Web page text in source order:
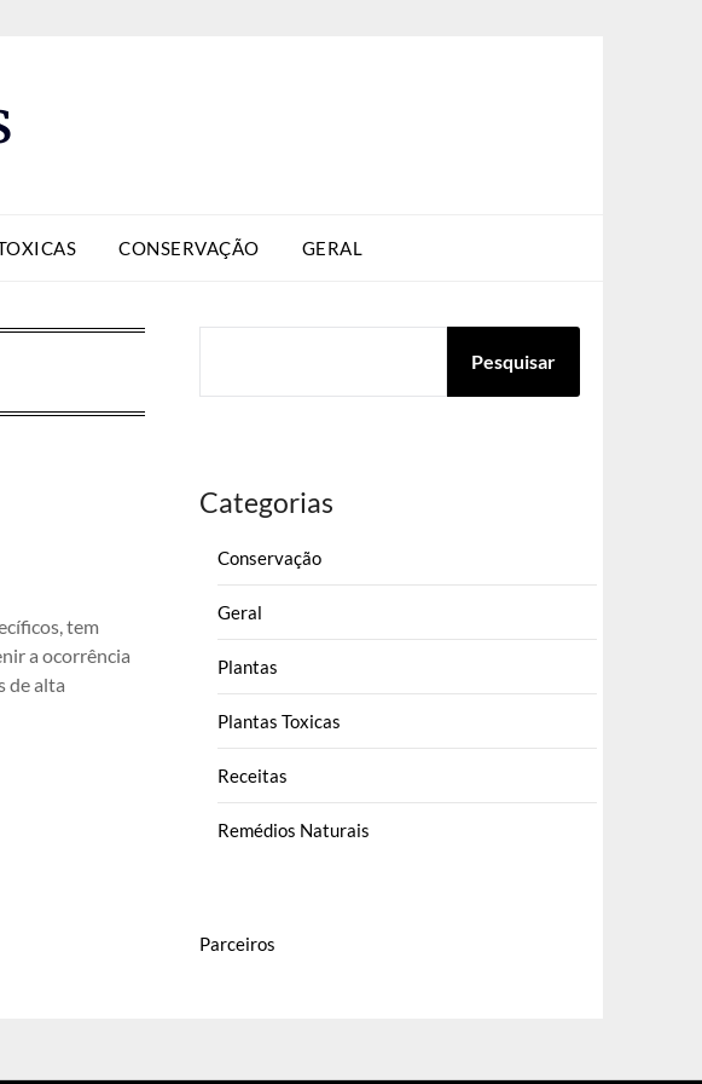
CONSERVAÇÃO GERAL
tem
a ocorrência
de alta
Pesquisar
Categorias
Conservação
Geral
Plantas
Plantas Toxicas
Receitas
Remédios Naturais
Parceiros